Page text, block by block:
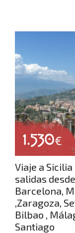
1.530€
Viaje a Sicilia
salidas desde
Barcelona,
,Zaragoza,
Bilbao ,
Santiago